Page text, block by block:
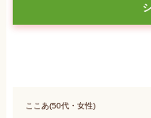
ここあ(50代・女性)